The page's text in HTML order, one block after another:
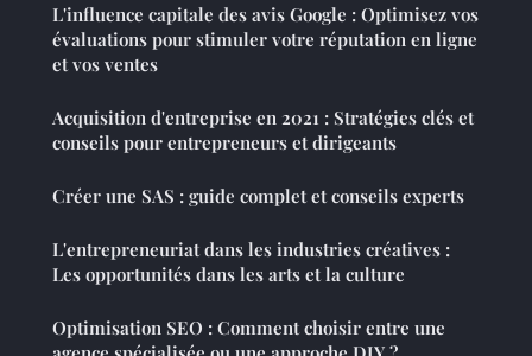
L'influence capitale des avis Google : Optimisez vos
évaluations pour stimuler votre réputation en ligne
et vos ventes
Acquisition d'entreprise en 2021 : Stratégies clés et
conseils pour entrepreneurs et dirigeants
Créer une SAS : guide complet et conseils experts
L'entrepreneuriat dans les industries créatives :
Les opportunités dans les arts et la culture
Optimisation SEO : Comment choisir entre une